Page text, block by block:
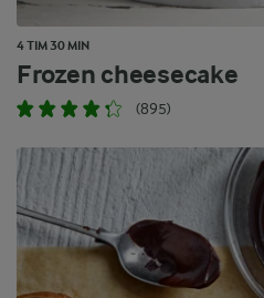
4 TIM 30 MIN
Frozen cheesecake
(895)